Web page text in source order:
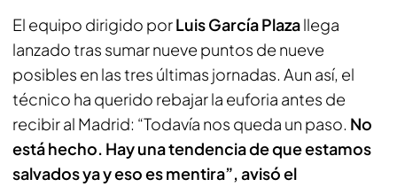
El equipo dirigido porLuis García Plazallega
lanzado tras sumar nueve puntos de nueve
posibles en las tres últimas jornadas. Aun así, el
técnico ha querido rebajar la euforia antes de
recibir al Madrid: “Todavía nos queda un paso. No
está hecho. Hay una tendencia de que estamos
salvados ya y eso es mentira”, avisó el